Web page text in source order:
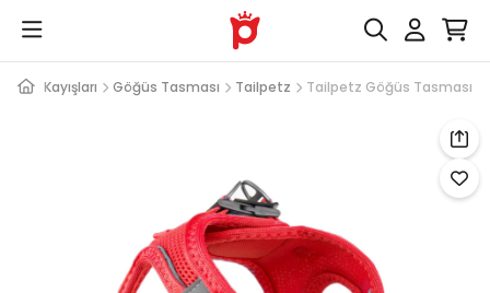
ve Kayışları Göğüs Tasması Tailpetz Tailpetz Göğüs Tasması